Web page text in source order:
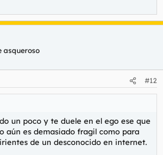
asqueroso
#12
un poco y te duele en el ego ese que
aún es demasiado fragil como para
de un desconocido en internet.